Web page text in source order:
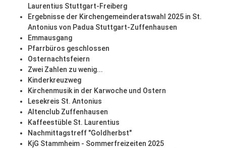
Laurentius Stuttgart-Freiberg
Ergebnisse der Kirchengemeinderatswahl 2025 in St.
Antonius von Padua Stuttgart-Zuffenhausen
Emmausgang
Pfarrbüros geschlossen
Osternachtsfeiern
Zwei Zahlen zu wenig...
Kinderkreuzweg
Kirchenmusik in der Karwoche und Ostern
Lesekreis St. Antonius
Altenclub Zuffenhausen
Kaffeestüble St. Laurentius
Nachmittagstreff "Goldherbst"
KjG Stammheim - Sommerfreizeiten 2025